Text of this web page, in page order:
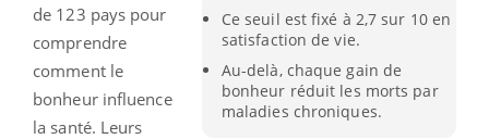
Ce seuil est fixé à 2,7 sur 10 en
satisfaction de vie.
Au-delà, chaque gain de
bonheur réduit les morts par
maladies chroniques.
de 123 pays pour
comprendre
comment le
bonheur influence
la santé. Leurs